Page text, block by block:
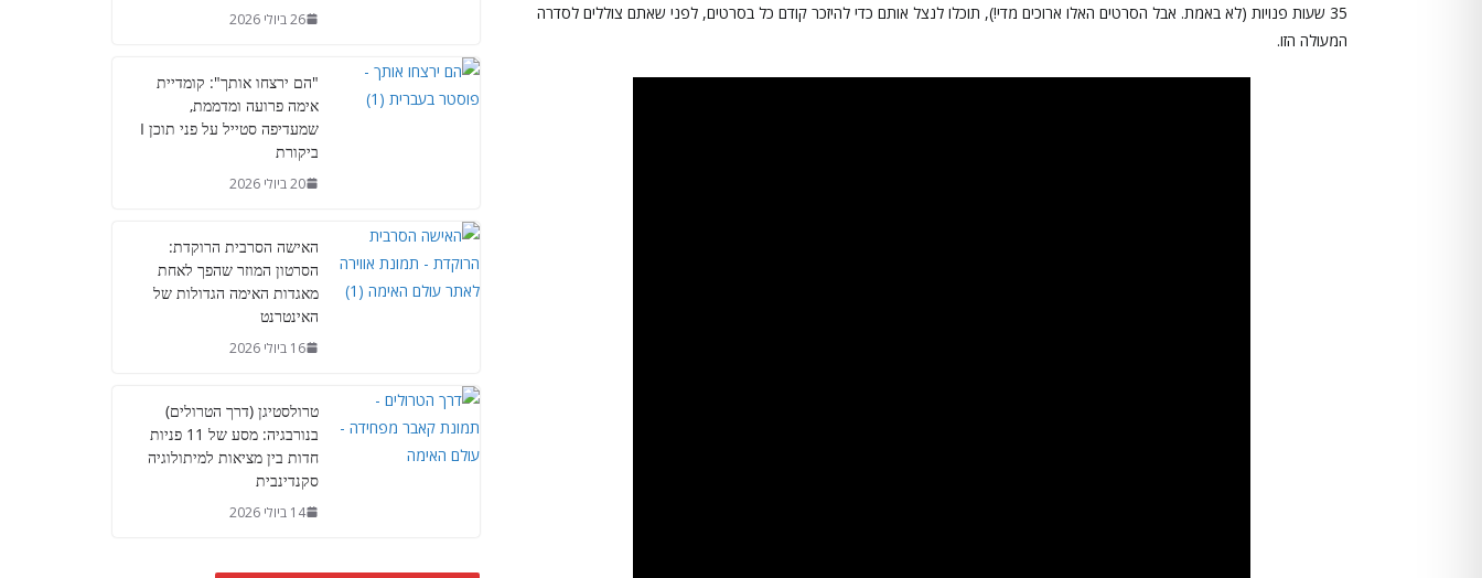
35 שעות פנויות (לא באמת. אבל הסרטים האלו ארוכים מדי!), תוכלו לנצל אותם כדי להיזכר קודם כל בסרטים, לפני שאתם צוללים לסדרה
המעולה הזו.
26 ביולי 2026
"הם ירצחו אותך": קומדיית
אימה פרועה ומדממת,
שמעדיפה סטייל על פני תוכן I
ביקורת
20 ביולי 2026
האישה הסרבית הרוקדת:
הסרטון המוזר שהפך לאחת
מאגדות האימה הגדולות של
האינטרנט
16 ביולי 2026
טרולסטיגן (דרך הטרולים)
בנורבגיה: מסע של 11 פניות
חדות בין מציאות למיתולוגיה
סקנדינבית
14 ביולי 2026